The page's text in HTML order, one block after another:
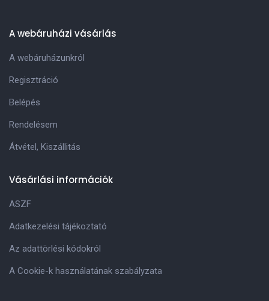
A webáruházi vásárlás
A webáruházunkról
Regisztráció
Belépés
Rendelésem
Átvétel, Kiszállitás
Vásárlási információk
ASZF
Adatkezelési tájékoztató
Az adattörlési kódokról
A Cookie-k használatának szabályzata